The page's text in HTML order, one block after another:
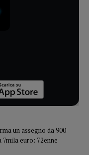
un assegno da 900
euro: 72enne